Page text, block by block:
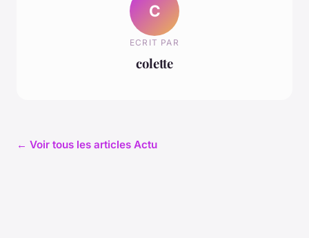
C
ECRIT PAR
colette
← Voir tous les articles Actu